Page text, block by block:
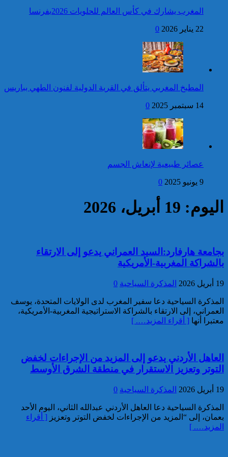
جلالة الملك يتوصل ببرقية
تهنئة من رئيسة جمهورية
بلغاريا بمناسبة عيد العرش
فتح بحث للتحقق من الأفعال
الإجرامية المنسوبة لأربع وعشرين
شخصا للاشتباه في تورطهم في
الامتناع عن القيام بعمل من أعمال
وظيفتهم بغرض الارتشاء
واستغلال النفوذ
إحصائيات مكافحة الجريمة ..
استمرار ارتفاع معدل الزجر
بالعنف
تقديم 17 موقوفا على أنظار النيابة
العامة لدى محكمة الاستئناف
بالقنيطرة على إثر الأحداث التي
عرفتها منطقة سيدي الطيبي
موظف أمن يتقدم بشكاية لدى
الوكيل العام للملك بمحكمة
خلفية ادعاءات وهمية وجرائم
شبكات التواصل الاجتماعي
كاريكاتير
كاريكاتير
كاريكاتير
المغرب يشارك في كأس العالم للحلويات 2026بفرنسا
22 يناير 2026 0
المطبخ المغربي يتألق في القرية الدولية لفنون الطهي بباريس
14 سبتمبر 2025 0
عصائر طبيعية لإنعاش الجسم
9 يونيو 2025 0
اليوم: 19 أبريل، 2026
بجامعة هارفارد:السيد العمراني يدعو إلى الارتقاء
بالشراكة المغربية-الأمريكية
19 أبريل 2026 المذكرة السياحية 0
المذكرة السياحية دعا سفير المغرب لدى الولايات المتحدة، يوسف
العمراني، إلى الارتقاء بالشراكة الاستراتيجية المغربية-الأمريكية،
معتبرا أنها [ أقراء المزيد…. ]
العاهل الأردني يدعو إلى المزيد من الإجراءات لخفض
التوتر وتعزيز الاستقرار في منطقة الشرق الأوسط
19 أبريل 2026 المذكرة السياحية 0
المذكرة السياحية دعا العاهل الأردني عبدالله الثاني، اليوم الأحد
بعمان، إلى “المزيد من الإجراءات لخفض التوتر وتعزيز [ أقراء
المزيد…. ]